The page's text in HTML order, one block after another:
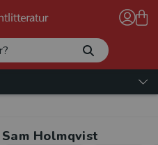
Sam Holmqvist